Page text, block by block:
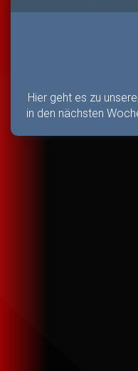
Hier geht es zu
in den nächsten